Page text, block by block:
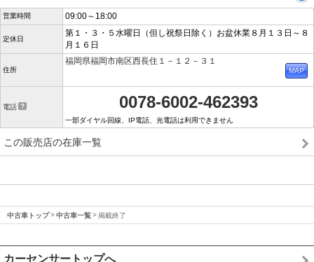
営業時間 09:00～18:00
定休日
第１・３・５水曜日（但し祝祭日除く）お盆休業８月１３日～８
月１６日
住所
福岡県福岡市南区西長住１－１２－３１
電話 0078-6002-462393
一部ダイヤル回線、IP電話、光電話は利用できません
この販売店の在庫一覧
中古車トップ 中古車一覧 掲載終了
カーセンサートップへ